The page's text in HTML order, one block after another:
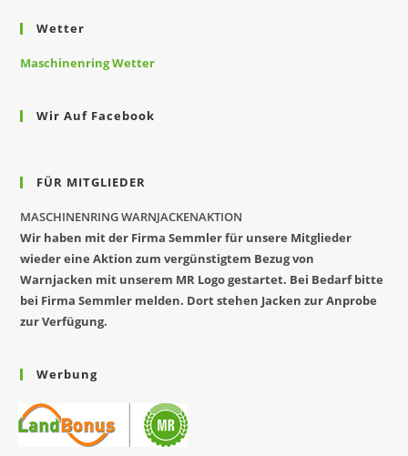
Wetter
Maschinenring Wetter
Wir Auf Facebook
FÜR MITGLIEDER
MASCHINENRING WARNJACKENAKTION
Wir haben mit der Firma Semmler für unsere Mitglieder
wieder eine Aktion zum vergünstigtem Bezug von
Warnjacken mit unserem MR Logo gestartet. Bei Bedarf bitte
bei Firma Semmler melden. Dort stehen Jacken zur Anprobe
zur Verfügung.
Werbung